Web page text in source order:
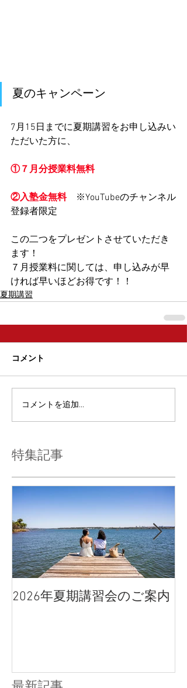
夏のキャンペーン
7月15日までに夏期講習をお申し込みい
ただいた方に、
①７月分授業料無料
②入塾金無料 ※YouTubeのチャンネル
登録者限定
この二つをプレゼントさせていただき
ます！
７月授業料に関しては、申し込みが早
ければ早いほどお得です！！
夏期講習
コメント
コメントを追加…
特集記事
2026年夏期講習会のご案内